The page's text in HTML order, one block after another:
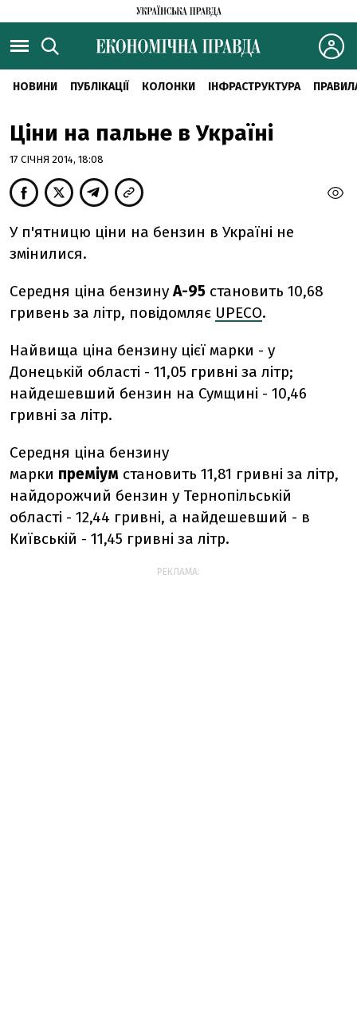
НОВИНИ ПУБЛІКАЦІЇ КОЛОНКИ ІНФРАСТРУКТУРА
Ціни на пальне в Україні
17 СІЧНЯ 2014, 18:08
У п'ятницю ціни на бензин в Україні не
змінилися.
Середня ціна бензинуА-95 становить 10,68
гривень за літр, повідомляє UPECO.
Найвища ціна бензину цієї марки - у
Донецькій області - 11,05 гривні за літр;
найдешевший бензин на Сумщині - 10,46
гривні за літр.
Середня ціна бензину
марки преміум становить 11,81 гривні за літр,
найдорожчий бензин у Тернопільській
області - 12,44 гривні, а найдешевший - в
Київській - 11,45 гривні за літр.
РЕКЛАМА: